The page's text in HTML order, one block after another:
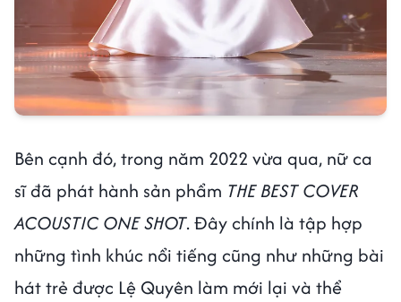
Bên cạnh đó, trong năm 2022 vừa qua, nữ ca
sĩ đã phát hành sản phẩm THE BEST COVER
ACOUSTIC ONE SHOT. Đây chính là tập hợp
những tình khúc nổi tiếng cũng như những bài
hát trẻ được Lệ Quyên làm mới lại và thể